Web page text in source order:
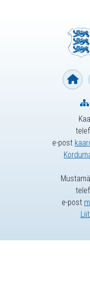
e-post
e-post